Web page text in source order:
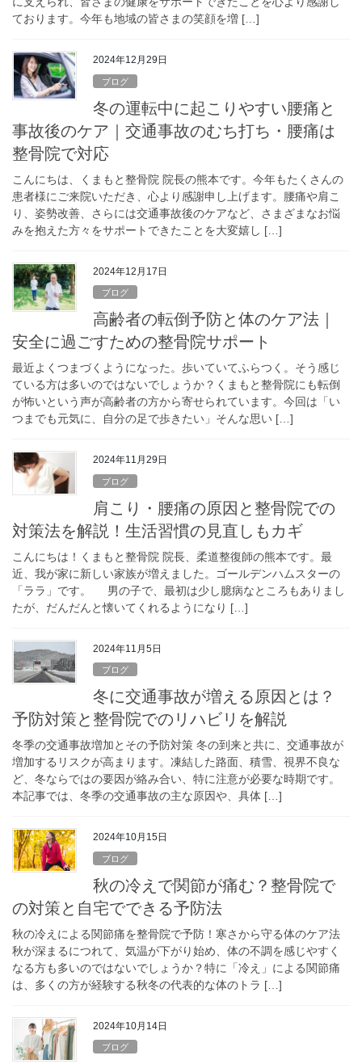
ております。今年も地域の皆さまの笑顔を増 […]
2024年12月29日
ブログ
冬の運転中に起こりやすい腰痛と
事故後のケア｜交通事故のむち打ち・腰痛は
整骨院で対応
こんにちは、くまもと整骨院 院長の熊本です。今年もたくさんの
患者様にご来院いただき、心より感謝申し上げます。腰痛や肩こ
り、姿勢改善、さらには交通事故後のケアなど、さまざまなお悩
みを抱えた方々をサポートできたことを大変嬉し […]
2024年12月17日
ブログ
高齢者の転倒予防と体のケア法｜
安全に過ごすための整骨院サポート
最近よくつまづくようになった。歩いていてふらつく。そう感じ
ている方は多いのではないでしょうか？くまもと整骨院にも転倒
が怖いという声が高齢者の方から寄せられています。今回は「い
つまでも元気に、自分の足で歩きたい」そんな思い […]
2024年11月29日
ブログ
肩こり・腰痛の原因と整骨院での
対策法を解説！生活習慣の見直しもカギ
こんにちは！くまもと整骨院 院長、柔道整復師の熊本です。最
近、我が家に新しい家族が増えました。ゴールデンハムスターの
「ララ」です。 男の子で、最初は少し臆病なところもありまし
たが、だんだんと懐いてくれるようになり […]
2024年11月5日
ブログ
冬に交通事故が増える原因とは？
予防対策と整骨院でのリハビリを解説
冬季の交通事故増加とその予防対策 冬の到来と共に、交通事故が
増加するリスクが高まります。凍結した路面、積雪、視界不良な
ど、冬ならではの要因が絡み合い、特に注意が必要な時期です。
本記事では、冬季の交通事故の主な原因や、具体 […]
2024年10月15日
ブログ
秋の冷えで関節が痛む？整骨院で
の対策と自宅でできる予防法
秋の冷えによる関節痛を整骨院で予防！寒さから守る体のケア法
秋が深まるにつれて、気温が下がり始め、体の不調を感じやすく
なる方も多いのではないでしょうか？特に「冷え」による関節痛
は、多くの方が経験する秋冬の代表的な体のトラ […]
2024年10月14日
ブログ